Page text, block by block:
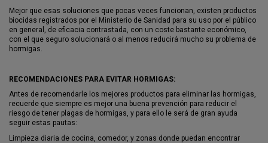
Mejor que esas soluciones que pocas veces funcionan, existen productos
biocidas registrados por el Ministerio de Sanidad para su uso por el público
en general, de eficacia contrastada, con un coste bastante económico,
con el que seguro solucionará o al menos reducirá mucho su problema de
hormigas.
RECOMENDACIONES PARA EVITAR HORMIGAS:
Antes de recomendarle los mejores productos para eliminar las hormigas,
recuerde que siempre es mejor una buena prevención para reducir el
riesgo de tener plagas de hormigas, y para ello le será de gran ayuda
seguir estas pautas:
Limpieza diaria de cocina, comedor, y zonas donde puedan encontrar